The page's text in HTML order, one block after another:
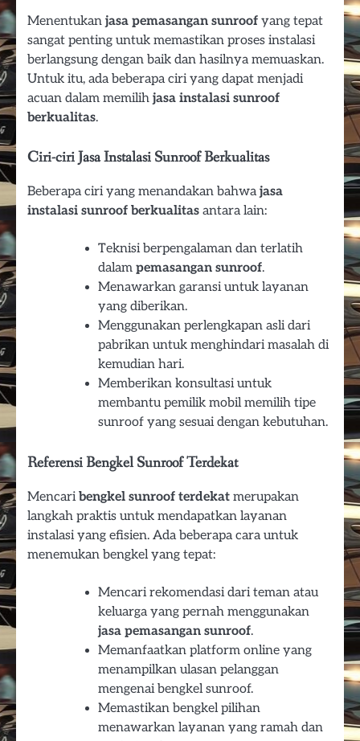
Menentukan jasa pemasangan sunroof yang tepat
sangat penting untuk memastikan proses instalasi
berlangsung dengan baik dan hasilnya memuaskan.
Untuk itu, ada beberapa ciri yang dapat menjadi
acuan dalam memilih jasa instalasi sunroof
berkualitas.
Ciri-ciri Jasa Instalasi Sunroof Berkualitas
Beberapa ciri yang menandakan bahwajasa
instalasi sunroof berkualitas antara lain:
Teknisi berpengalaman dan terlatih
dalam pemasangan sunroof.
Menawarkan garansi untuk layanan
yang diberikan.
Menggunakan perlengkapan asli dari
pabrikan untuk menghindari masalah di
kemudian hari.
Memberikan konsultasi untuk
membantu pemilik mobil memilih tipe
sunroof yang sesuai dengan kebutuhan.
Referensi Bengkel Sunroof Terdekat
Mencaribengkel sunroof terdekat merupakan
langkah praktis untuk mendapatkan layanan
instalasi yang efisien. Ada beberapa cara untuk
menemukan bengkel yang tepat:
Mencari rekomendasi dari teman atau
keluarga yang pernah menggunakan
jasa pemasangan sunroof.
Memanfaatkan platform online yang
menampilkan ulasan pelanggan
mengenai bengkel sunroof.
Memastikan bengkel pilihan
menawarkan layanan yang ramah dan